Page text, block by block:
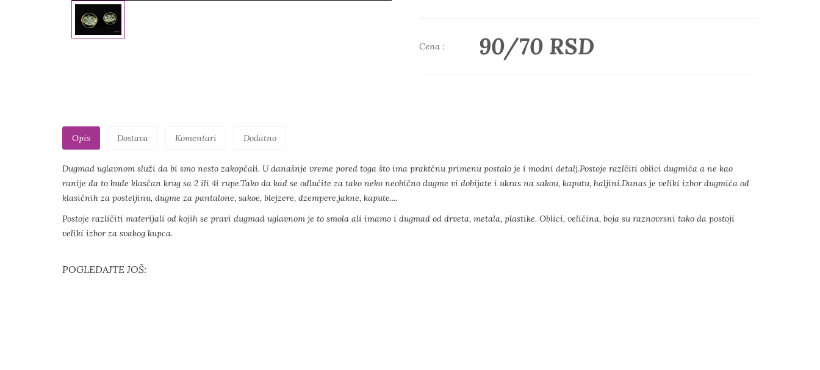
Cena : 90/70 RSD
Opis Dostava Komentari Dodatno
Dugmad uglavnom služi da bi smo nesto zakopčali. U današnje vreme pored toga što ima praktčnu primenu postalo je i modni detalj.Postoje razlčiti oblici dugmića a ne kao
ranije da to bude klasčan krug sa 2 ili 4i rupe.Tako da kad se odlučite za tako neko neobično dugme vi dobijate i ukras na sakou, kaputu, haljini.Danas je veliki izbor dugmića od
klasičnih za posteljinu, dugme za pantalone, sakoe, blejzere, dzempere,jakne, kapute....
Postoje različiti materijali od kojih se pravi dugmad uglavnom je to smola ali imamo i dugmad od drveta, metala, plastike. Oblici, veličina, boja su raznovrsni tako da postoji
veliki izbor za svakog kupca.
POGLEDAJTE JOŠ: